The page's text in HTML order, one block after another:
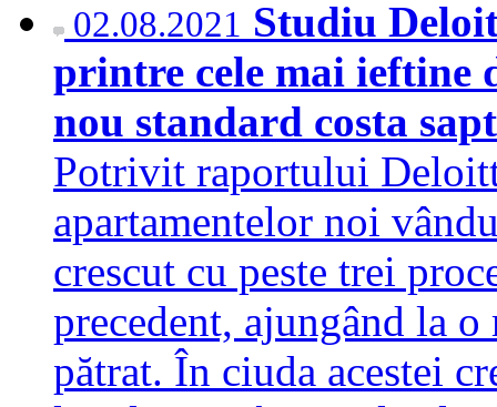
02.08.2021 Studiu
printre cele mai ieftine
nou standard costa
Potrivit raportului
apartamentelor noi
crescut cu peste trei
precedent, ajungând la
pătrat. În ciuda acestei